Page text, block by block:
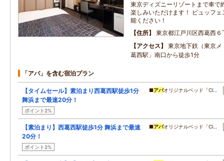
東京ディズニーリゾートまで車で
楽しみいただけます！ ビュッフ
能ください！
住所
東京都江戸川区西葛西
アクセス
東京地下鉄（東京
葛西駅」南口から徒歩1分
「アパ」を含む宿泊プラン
【タイムセール】素泊まり西葛西駅徒歩1分
舞浜まで最速20分！
ポイント2%
■アパオリジナルベッド「Cl…
【素泊まり】西葛西駅徒歩1分 舞浜まで最速
20分！
ポイント2%
■アパオリジナルベッド「Cl…